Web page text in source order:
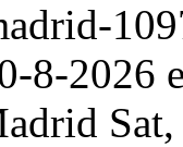
8-2026